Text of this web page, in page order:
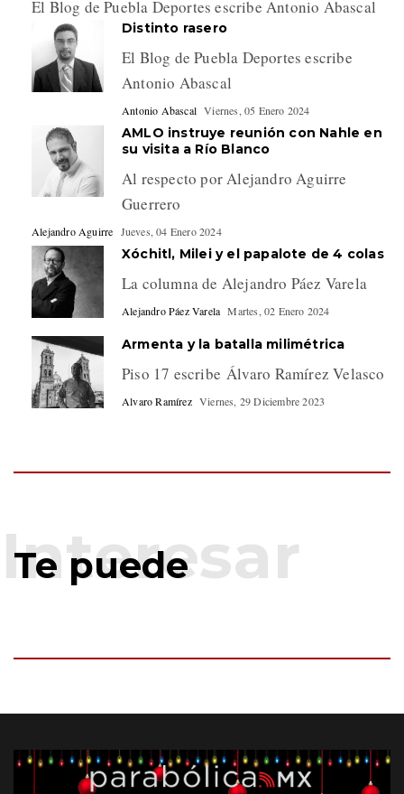
El Blog de Puebla Deportes escribe Antonio Abascal
Distinto rasero
El Blog de Puebla Deportes escribe
Antonio Abascal
Antonio Abascal Viernes, 05 Enero 2024
AMLO instruye reunión con Nahle en
su visita a Río Blanco
Al respecto por Alejandro Aguirre
Guerrero
Alejandro Aguirre Jueves, 04 Enero 2024
Xóchitl, Milei y el papalote de 4 colas
La columna de Alejandro Páez Varela
Alejandro Páez Varela Martes, 02 Enero 2024
Armenta y la batalla milimétrica
Piso 17 escribe Álvaro Ramírez Velasco
Alvaro Ramírez Viernes, 29 Diciembre 2023
Te puede